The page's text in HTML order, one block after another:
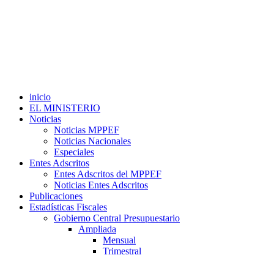
inicio
EL MINISTERIO
Noticias
Noticias MPPEF
Noticias Nacionales
Especiales
Entes Adscritos
Entes Adscritos del MPPEF
Noticias Entes Adscritos
Publicaciones
Estadísticas Fiscales
Gobierno Central Presupuestario
Ampliada
Mensual
Trimestral